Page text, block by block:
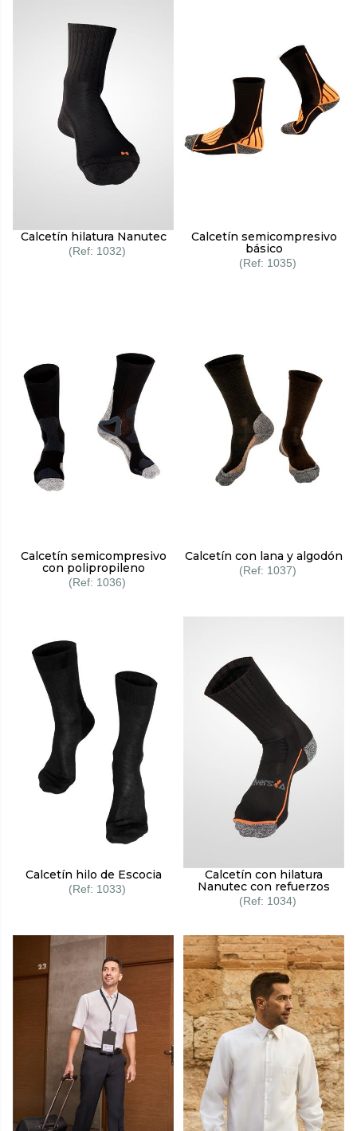
Calcetín hilatura Nanutec
1032
Calcetín semicompresivo
básico
1035
Calcetín semicompresivo
con polipropileno
1036
Calcetín con lana y algodón
1037
Calcetín hilo de Escocia
1033
Calcetín con hilatura
Nanutec con refuerzos
1034